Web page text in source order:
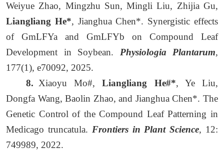
Weiyue Zhao, Mingzhu Sun, Mingli Liu, Zhijia Gu,
Liangliang He*, Jianghua Chen*. Synergistic effects
of GmLFYa and GmLFYb on Compound Leaf
Development in Soybean. Physiologia Plantarum,
177(1), e70092, 2025.
8. Xiaoyu Mo#,Liangliang He#*, Ye Liu,
Dongfa Wang, Baolin Zhao, and Jianghua Chen*. The
Genetic Control of the Compound Leaf Patterning in
Medicago truncatula. Frontiers in Plant Science, 12:
749989, 2022.